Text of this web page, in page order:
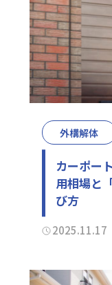
外構解体
カーポー
用相場と
び方
2025.11.17